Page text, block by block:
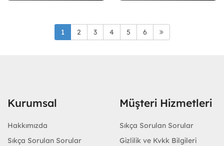
1 2 3 4 5 6
Kurumsal
Hakkımızda
Sıkça Sorulan Sorular
Müşteri Hizmetleri
Sıkça Sorulan Sorular
Gizlilik ve Kvkk Bilgileri